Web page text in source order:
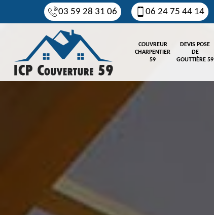
03 59 28 31 06 06 24 75 44 14
COUVREUR
CHARPENTIER
59
DEVIS POSE
DE
GOUTTIÈRE 59